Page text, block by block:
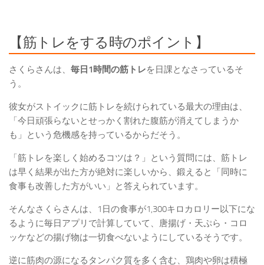
【筋トレをする時のポイント】
さくらさんは、 毎日1時間の筋トレを日課となさっているそ
う。
彼女がストイックに筋トレを続けられている最大の理由は、
「今日頑張らないとせっかく割れた腹筋が消えてしまうか
も 」という危機感を持っているからだそう。
「筋トレを楽しく始めるコツは？ 」という質問には、筋トレ
は早く結果が出た方が絶対に楽しいから、鍛えると「同時に
食事も改善した方がいい 」と答えられています。
そんなさくらさんは、 1日の食事が1,300キロカロリー以下にな
るように毎日アプリで計算していて、唐揚げ・天ぷら・コロ
ッケなどの揚げ物は一切食べないようにしているそうです。
逆に筋肉の源になるタンパク質を多く含む、鶏肉や卵は積極